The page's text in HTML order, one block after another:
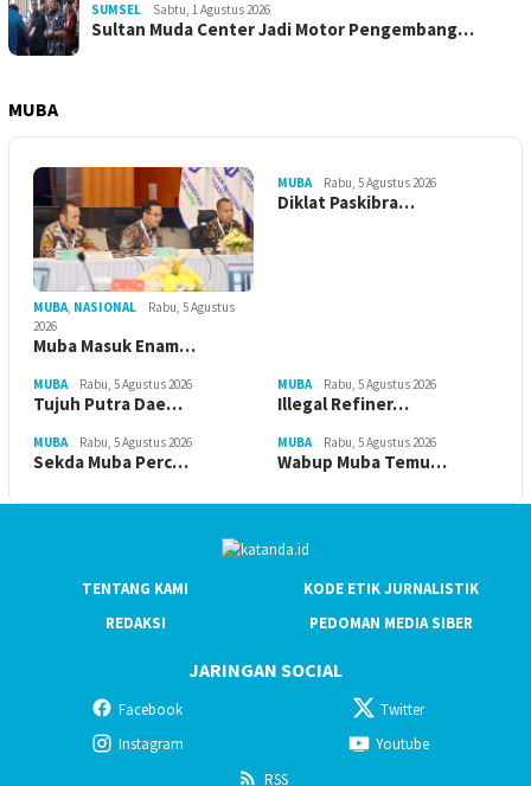
SUMSEL Sabtu, 1 Agustus 2026
Sultan Muda Center Jadi Motor Pengembang…
MUBA
MUBA, NASIONAL
Rabu, 5 Agustus
2026
Muba Masuk Enam…
MUBA Rabu, 5 Agustus 2026
Diklat Paskibra…
MUBA Rabu, 5 Agustus 2026
Tujuh Putra Dae…
MUBA Rabu, 5 Agustus 2026
Illegal Refiner…
MUBA Rabu, 5 Agustus 2026
Sekda Muba Perc…
MUBA Rabu, 5 Agustus 2026
Wabup Muba Temu…
TENTANG KAMI
KODE ETIK JURNALISTIK
REDAKSI
PEDOMAN MEDIA SIBER
JARINGAN SOCIAL
Facebook
Twitter
Instagram
Youtube
RSS